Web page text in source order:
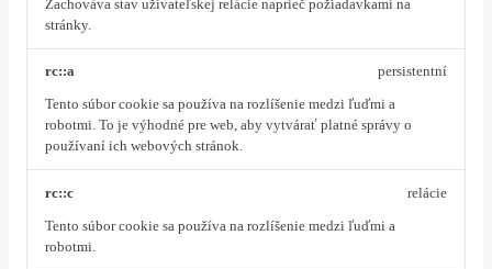
Zachováva stav užívateľskej relácie naprieč požiadavkami na
stránky.
rc::a
Tento súbor cookie sa používa na rozlíšenie medzi ľuďmi a
robotmi. To je výhodné pre web, aby vytvárať platné správy o
používaní ich webových stránok.
persistentní
rc::c
Tento súbor cookie sa používa na rozlíšenie medzi ľuďmi a
robotmi.
relácie